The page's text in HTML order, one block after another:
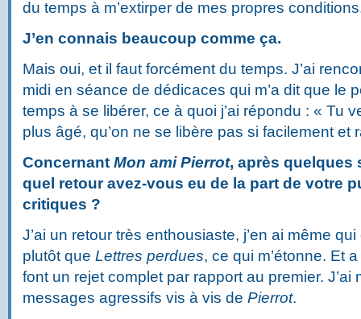
du temps à m’extirper de mes propres
J’en connais beaucoup comme ça.
Mais oui, et il faut forcément du temps. J’ai
midi en séance de dédicaces qui m’a dit que le
temps à se libérer, ce à quoi j’ai répondu : « Tu
plus âgé, qu’on ne se libère pas si facilement et
Concernant Mon ami Pierrot, après quelques
quel retour avez-vous eu de la part de votre
critiques ?
J’ai un retour très enthousiaste, j’en ai même
plutôt que Lettres perdues, ce qui m’étonne. Et
font un rejet complet par rapport au premier. J’ai
messages agressifs vis à vis de Pierrot.